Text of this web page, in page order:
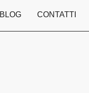
BLOG CONTATTI